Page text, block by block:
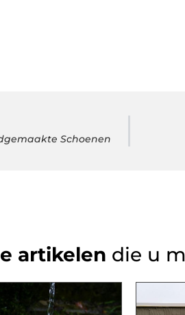
Schoenen
artikelen die u